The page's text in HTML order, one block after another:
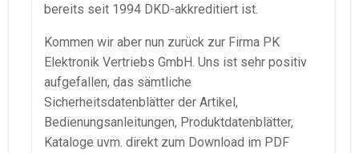
bereits seit 1994 DKD-akkreditiert ist.
Kommen wir aber nun zurück zur Firma PK
Elektronik Vertriebs GmbH. Uns ist sehr positiv
aufgefallen, das sämtliche
Sicherheitsdatenblätter der Artikel,
Bedienungsanleitungen, Produktdatenblätter,
Kataloge uvm. direkt zum Download im PDF